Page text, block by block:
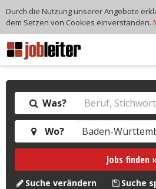
Was?
Wo?
Jobs finden
Suche verändern Suche
Durch die Nutzung unserer Angebote
dem Setzen von Cookies einverstanden.